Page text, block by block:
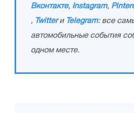
Вконтакте, Instagram,
, Twitterи Telegram: все
автомобильные события
одном месте.